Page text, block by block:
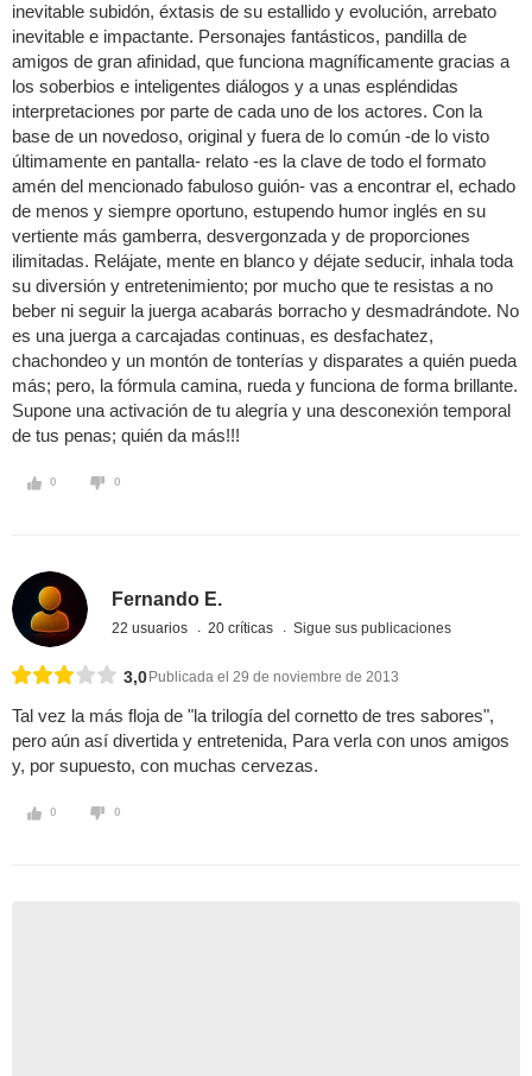
inevitable subidón, éxtasis de su estallido y evolución, arrebato
inevitable e impactante. Personajes fantásticos, pandilla de
amigos de gran afinidad, que funciona magníficamente gracias a
los soberbios e inteligentes diálogos y a unas espléndidas
interpretaciones por parte de cada uno de los actores. Con la
base de un novedoso, original y fuera de lo común -de lo visto
últimamente en pantalla- relato -es la clave de todo el formato
amén del mencionado fabuloso guión- vas a encontrar el, echado
de menos y siempre oportuno, estupendo humor inglés en su
vertiente más gamberra, desvergonzada y de proporciones
ilimitadas. Relájate, mente en blanco y déjate seducir, inhala toda
su diversión y entretenimiento; por mucho que te resistas a no
beber ni seguir la juerga acabarás borracho y desmadrándote. No
es una juerga a carcajadas continuas, es desfachatez,
chachondeo y un montón de tonterías y disparates a quién pueda
más; pero, la fórmula camina, rueda y funciona de forma brillante.
Supone una activación de tu alegría y una desconexión temporal
de tus penas; quién da más!!!
0 0
Fernando E.
22 usuarios 20 críticas Sigue sus publicaciones
3,0 Publicada el 29 de noviembre de 2013
Tal vez la más floja de "la trilogía del cornetto de tres sabores",
pero aún así divertida y entretenida, Para verla con unos amigos
y, por supuesto, con muchas cervezas.
0 0